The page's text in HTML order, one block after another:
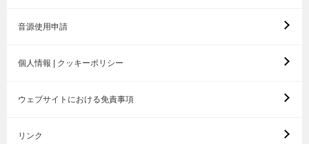
音源使用申請
個人情報 | クッキーポリシー
ウェブサイトにおける免責事項
リンク